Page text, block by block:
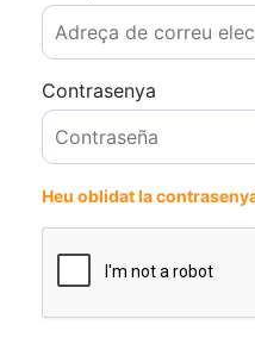
Contrasenya
Heu oblidat la